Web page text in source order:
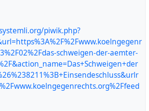
piwik.php?
schweigen-der-aemter-